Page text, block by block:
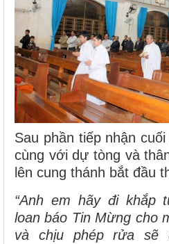
Sau phần tiếp nhận
cùng với dự tòng và
lên cung thánh bắt đầu
“Anh em hãy đi khắp
loan báo Tin Mừng cho
và chịu phép rửa sẽ